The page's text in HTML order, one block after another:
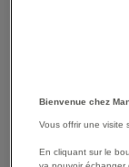
Bienvenue chez
Vous offrir une visite
En cliquant sur le